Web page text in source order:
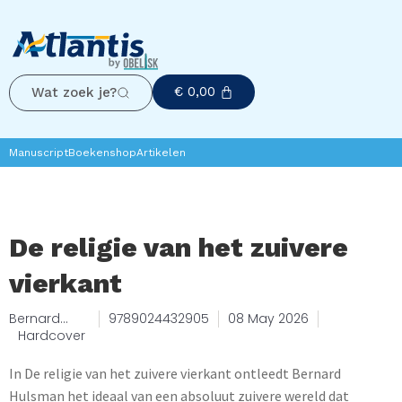
Wat zoek je? € 0,00
ManuscriptBoekenshopArtikelen
De religie van het zuivere
vierkant
Bernard
Hulsman
9789024432905
08 May 2026
Hardcover
In De religie van het zuivere vierkant ontleedt Bernard
Hulsman het ideaal van een absoluut zuivere wereld dat